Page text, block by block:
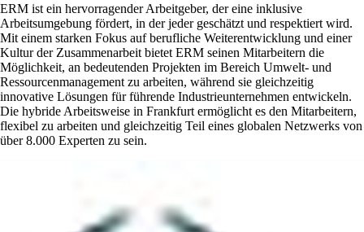
ERM ist ein hervorragender Arbeitgeber, der eine inklusive
Arbeitsumgebung fördert, in der jeder geschätzt und respektiert wird.
Mit einem starken Fokus auf berufliche Weiterentwicklung und einer
Kultur der Zusammenarbeit bietet ERM seinen Mitarbeitern die
Möglichkeit, an bedeutenden Projekten im Bereich Umwelt- und
Ressourcenmanagement zu arbeiten, während sie gleichzeitig
innovative Lösungen für führende Industrieunternehmen entwickeln.
Die hybride Arbeitsweise in Frankfurt ermöglicht es den Mitarbeitern,
flexibel zu arbeiten und gleichzeitig Teil eines globalen Netzwerks von
über 8.000 Experten zu sein.